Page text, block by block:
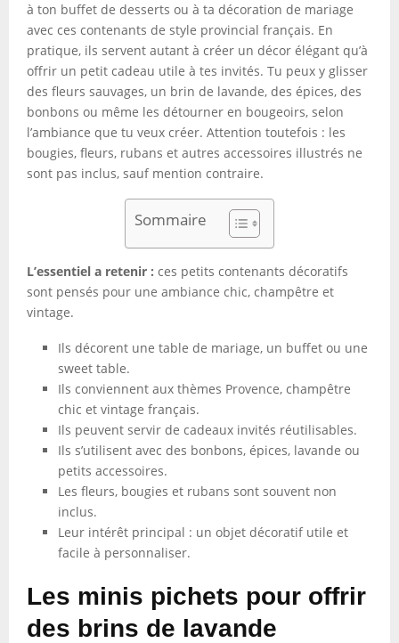
à ton buffet de desserts ou à ta décoration de mariage
avec ces contenants de style provincial français. En
pratique, ils servent autant à créer un décor élégant qu’à
offrir un petit cadeau utile à tes invités. Tu peux y glisser
des fleurs sauvages, un brin de lavande, des épices, des
bonbons ou même les détourner en bougeoirs, selon
l’ambiance que tu veux créer. Attention toutefois : les
bougies, fleurs, rubans et autres accessoires illustrés ne
sont pas inclus, sauf mention contraire.
Sommaire
L’essentiel a retenir : ces petits contenants décoratifs
sont pensés pour une ambiance chic, champêtre et
vintage.
Ils décorent une table de mariage, un buffet ou une
sweet table.
Ils conviennent aux thèmes Provence, champêtre
chic et vintage français.
Ils peuvent servir de cadeaux invités réutilisables.
Ils s’utilisent avec des bonbons, épices, lavande ou
petits accessoires.
Les fleurs, bougies et rubans sont souvent non
inclus.
Leur intérêt principal : un objet décoratif utile et
facile à personnaliser.
Les minis pichets pour offrir
des brins de lavande